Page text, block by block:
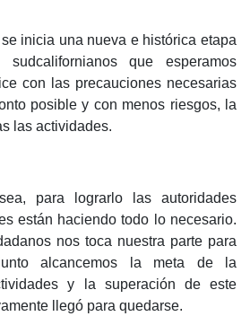
inicia una nueva e histórica etapa
que esperamos
con las precauciones necesarias
posible y con menos riesgos, la
las actividades.
para lograrlo las autoridades
están haciendo todo lo necesario.
nos toca nuestra parte para
alcancemos la meta de la
y la superación de este
llegó para quedarse.